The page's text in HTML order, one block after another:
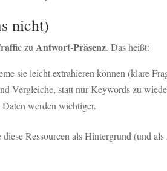
nicht)
zu Antwort-Präsenz. Das heißt:
sie leicht extrahieren können (klare
Vergleiche, statt nur Keywords zu
werden wichtiger.
Ressourcen als Hintergrund (und